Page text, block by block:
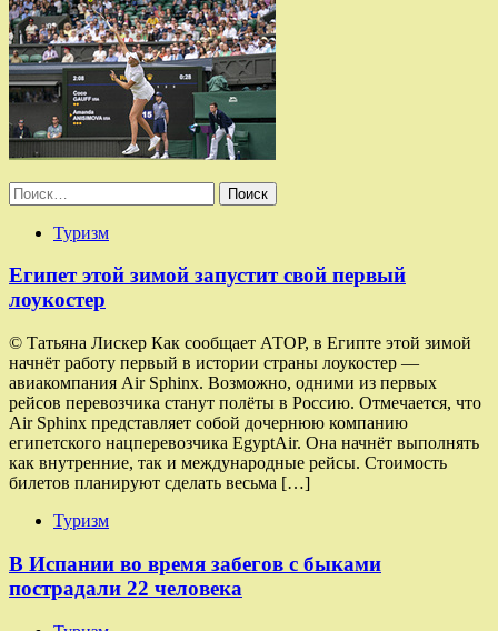
Найти:
Туризм
Египет этой зимой запустит свой первый
лоукостер
© Татьяна Лискер Как сообщает АТОР, в Египте этой зимой
начнёт работу первый в истории страны лоукостер —
авиакомпания Air Sphinx. Возможно, одними из первых
рейсов перевозчика станут полёты в Россию. Отмечается, что
Air Sphinx представляет собой дочернюю компанию
египетского нацперевозчика EgyptAir. Она начнёт выполнять
как внутренние, так и международные рейсы. Стоимость
билетов планируют сделать весьма […]
Туризм
В Испании во время забегов с быками
пострадали 22 человека